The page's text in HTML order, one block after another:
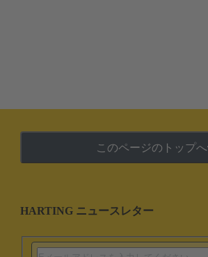
このページのトップへ
HARTING ニュースレター